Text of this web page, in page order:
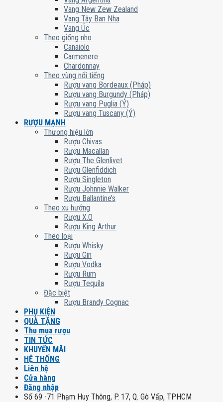
Vang New Zew Zealand
Vang Tây Ban Nha
Vang Úc
Theo giống nho
Canaiolo
Carmenere
Chardonnay
Theo vùng nổi tiếng
Rượu vang Bordeaux (Pháp)
Rượu vang Burgundy (Pháp)
Rượu vang Puglia (Ý)
Rượu vang Tuscany (Ý)
RƯỢU MẠNH
Thương hiệu lớn
Rượu Chivas
Rượu Macallan
Rượu The Glenlivet
Rượu Glenfiddich
Rượu Singleton
Rượu Johnnie Walker
Rượu Ballantine’s
Theo xu hướng
Rượu X.O
Rượu King Arthur
Theo loại
Rượu Whisky
Rượu Gin
Rượu Vodka
Rượu Rum
Rượu Tequila
Đặc biệt
Rượu Brandy Cognac
PHỤ KIỆN
QUÀ TẶNG
Thu mua rượu
TIN TỨC
KHUYẾN MÃI
HỆ THỐNG
Liên hệ
Cửa hàng
Đăng nhập
Số 69 -71 Phạm Huy Thông, P. 17, Q. Gò Vấp, TPHCM